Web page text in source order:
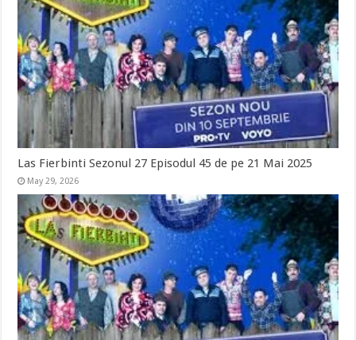
Las Fierbinti Sezonul 27 Episodul 45 de pe 21 Mai 2025
May 29, 2026